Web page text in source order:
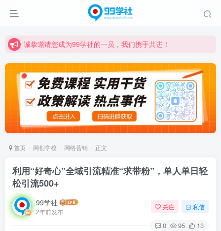
诚挚邀请您成为99学社的一员，我们携手共进！
诚挚邀请您成为99学社的一员，我们携手共进！
学习路上不孤独，99学社与你同行！分享全网优质VIP资源，炒股教程、创业教程、网络营销教程、自媒体短视频教程等，长期更新各大精品创业项目！
首页 网创学校 网络营销 正文
利用“好奇心”全域引流精准“求带粉”，单人单日轻
松引流500+
99学社
2年前发布
关注 私信
0 95 13